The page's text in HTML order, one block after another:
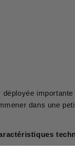
déployée
dans une